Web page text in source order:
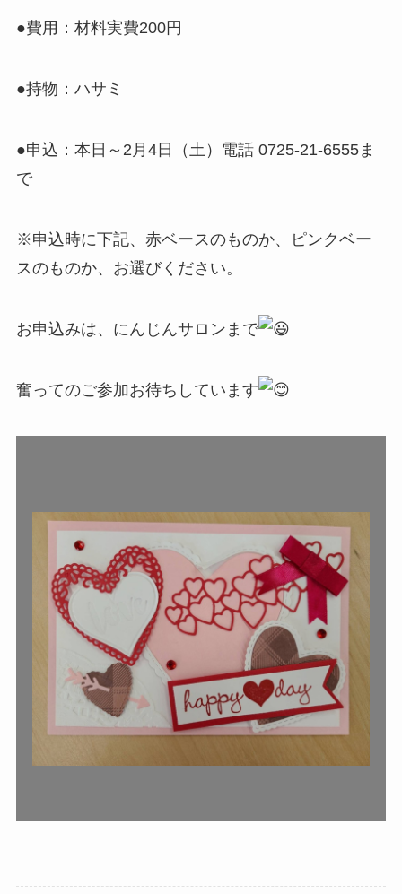
●費用：材料実費200円
●持物：ハサミ
●申込：本日～2月4日（土）電話 0725-21-6555ま
で
※申込時に下記、赤ベースのものか、ピンクベー
スのものか、お選びください。
お申込みは、にんじんサロンまで
奮ってのご参加お待ちしています